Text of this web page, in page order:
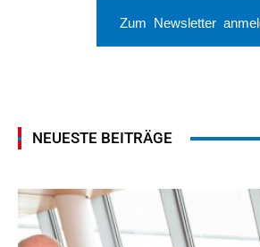
Zum Newsletter
NEUESTE BEITRÄGE